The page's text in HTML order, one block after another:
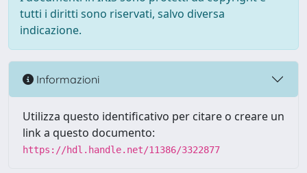
tutti i diritti sono riservati, salvo diversa
indicazione.
Informazioni
Utilizza questo identificativo per citare o creare un
link a questo documento:
https://hdl.handle.net/11386/3322877